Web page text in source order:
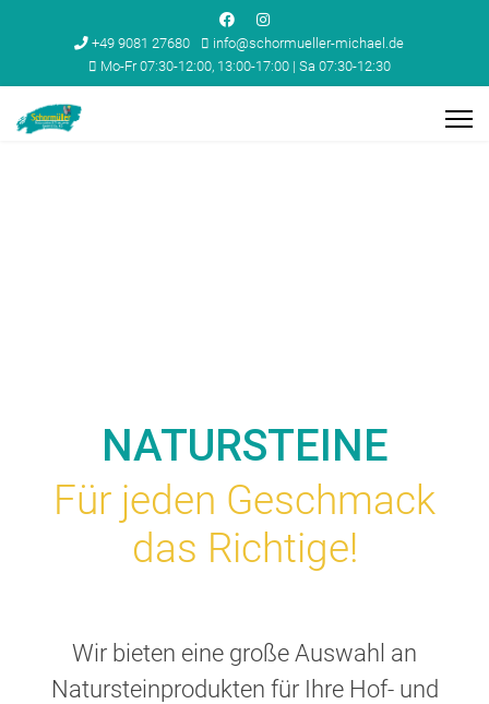
+49 9081 27680
info@schormueller-michael.de
Mo-Fr 07:30-12:00, 13:00-17:00 | Sa 07:30-12:30
NATURSTEINE
Für jeden Geschmack
das Richtige!
Wir bieten eine große Auswahl an
Natursteinprodukten für Ihre Hof- und